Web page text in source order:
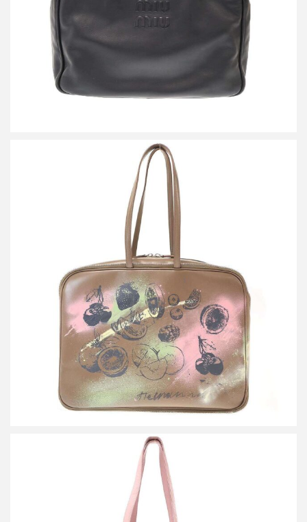
詳しく見る
ミナペルホネン×ポーター by SPOLOGUM siemen bag ペイントレ
ザーバッグ
買取金額54,000円
詳しく見る